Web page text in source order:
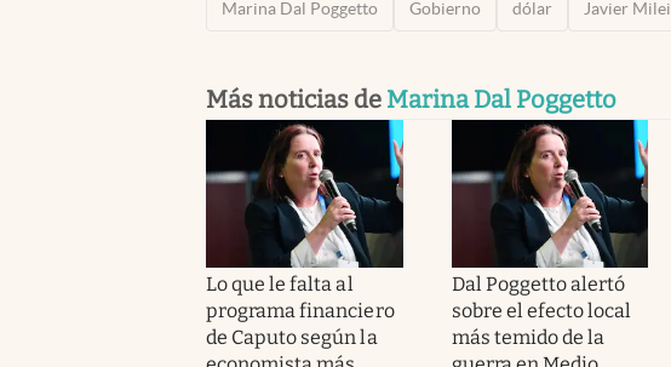
Marina Dal Poggetto Gobierno dólar Javier Milei
Más noticias de Marina Dal Poggetto
Lo que le falta al
programa financiero
de Caputo según la
Dal Poggetto alertó
sobre el efecto local
más temido de la